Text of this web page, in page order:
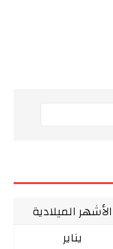
الأشهر الميلادية
يناير